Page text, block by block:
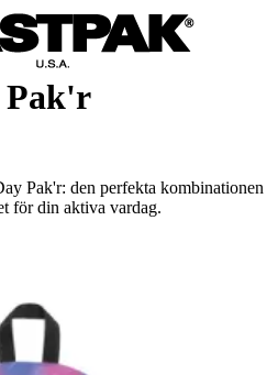
Pak'r
Pak'r: den perfekta kombinationen
för din aktiva vardag.